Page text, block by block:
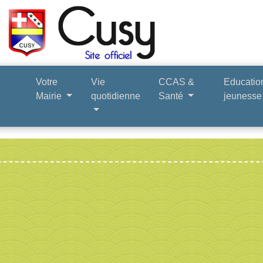
Votre
Mairie
Vie
quotidienne
CCAS &
Santé